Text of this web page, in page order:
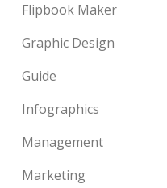
Flipbook Maker
Graphic Design
Guide
Infographics
Management
Marketing